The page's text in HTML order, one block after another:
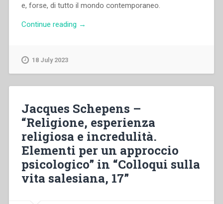
e, forse, di tutto il mondo contemporaneo.
Continue reading “Antonio
alle
sfide
dell’indifferenza
della
nuova
religiosità.
→
18 July 2023
Jacques Schepens –
“Religione, esperienza
religiosa e incredulità.
Elementi per un approccio
psicologico” in “Colloqui sulla
vita salesiana, 17”